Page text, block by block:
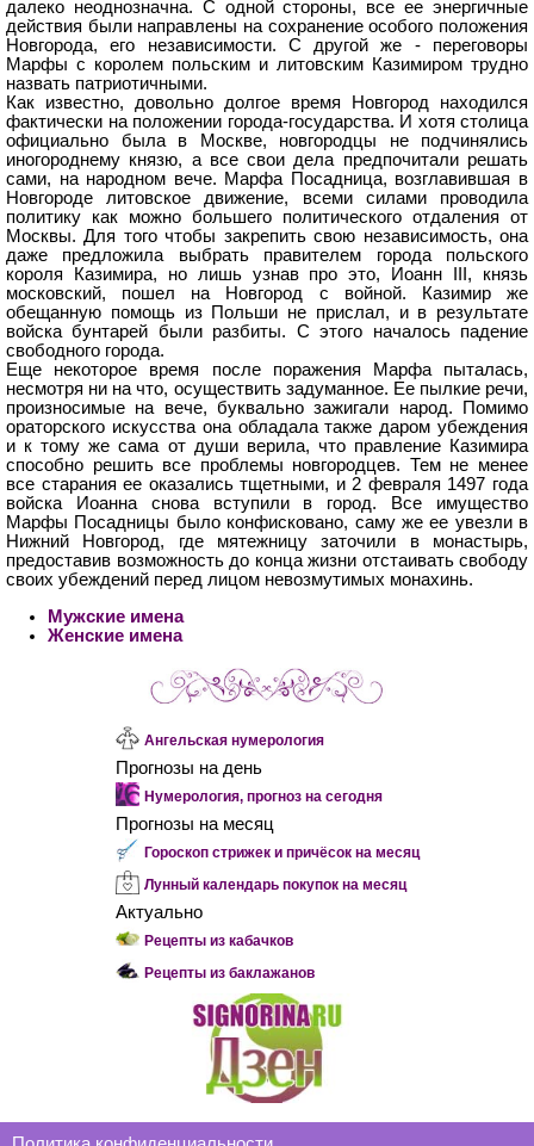
далеко неоднозначна. С одной стороны, все ее энергичные
действия были направлены на сохранение особого положения
Новгорода, его независимости. С другой же - переговоры
Марфы с королем польским и литовским Казимиром трудно
назвать патриотичными.
Как известно, довольно долгое время Новгород находился
фактически на положении города-государства. И хотя столица
официально была в Москве, новгородцы не подчинялись
иногороднему князю, а все свои дела предпочитали решать
сами, на народном вече. Марфа Посадница, возглавившая в
Новгороде литовское движение, всеми силами проводила
политику как можно большего политического отдаления от
Москвы. Для того чтобы закрепить свою независимость, она
даже предложила выбрать правителем города польского
короля Казимира, но лишь узнав про это, Иоанн III, князь
московский, пошел на Новгород с войной. Казимир же
обещанную помощь из Польши не прислал, и в результате
войска бунтарей были разбиты. С этого началось падение
свободного города.
Еще некоторое время после поражения Марфа пыталась,
несмотря ни на что, осуществить задуманное. Ее пылкие речи,
произносимые на вече, буквально зажигали народ. Помимо
ораторского искусства она обладала также даром убеждения
и к тому же сама от души верила, что правление Казимира
способно решить все проблемы новгородцев. Тем не менее
все старания ее оказались тщетными, и 2 февраля 1497 года
войска Иоанна снова вступили в город. Все имущество
Марфы Посадницы было конфисковано, саму же ее увезли в
Нижний Новгород, где мятежницу заточили в монастырь,
предоставив возможность до конца жизни отстаивать свободу
своих убеждений перед лицом невозмутимых монахинь.
Мужские имена
Женские имена
Ангельская нумерология
Прогнозы на день
Нумерология, прогноз на сегодня
Прогнозы на месяц
Гороскоп стрижек и причёсок на месяц
Лунный календарь покупок на месяц
Актуально
Рецепты из кабачков
Рецепты из баклажанов